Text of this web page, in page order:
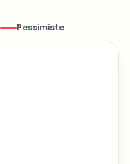
Pessimiste